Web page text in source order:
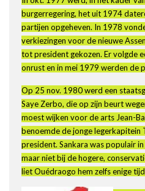
burgerregering, het uit 1974
partijen opgeheven. In 1978
verkiezingen voor de nieuwe
tot president gekozen. Er volgde
onrust en in mei 1979 werden de
Op 25 nov. 1980 werd een
Saye Zerbo, die op zijn beurt
moest wijken voor de arts Jean-
benoemde de jonge legerkapitein
president. Sankara was populair
maar niet bij de hogere,
liet Ouédraogo hem zelfs enige